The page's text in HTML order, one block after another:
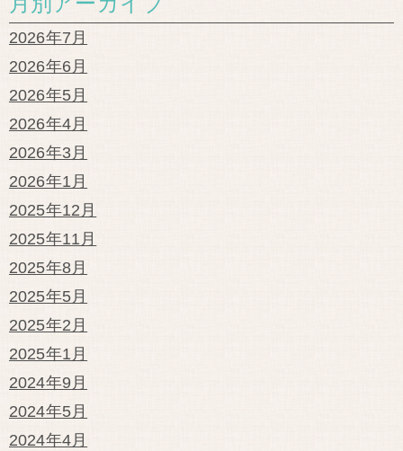
2026年7月
2026年6月
2026年5月
2026年4月
2026年3月
2026年1月
2025年12月
2025年11月
2025年8月
2025年5月
2025年2月
2025年1月
2024年9月
2024年5月
2024年4月